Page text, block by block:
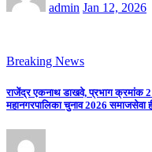
admin Jan 12, 2026
Breaking News
राजेंद्र एकनाथ डाखवे, प्रभाग क्रमांक 2
महानगरपालिका चुनाव 2026 समाजसेवा